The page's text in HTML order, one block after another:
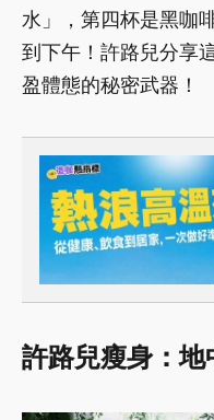
水」，第四杯是黑咖
到下午！許路兒分享
盈體態的秘密武器！
許路兒瘦身：地